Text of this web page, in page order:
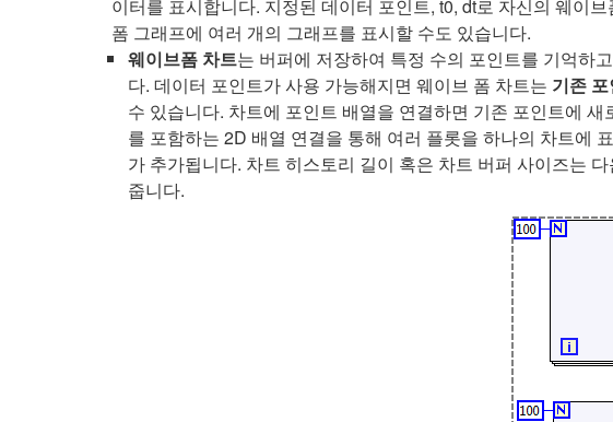
이터를 표시합니다. 지정된 데이터 포인트, t0, dt로 자신의 웨이
폼 그래프에 여러 개의 그래프를 표시할 수도 있습니다.
웨이브폼 차트는 버퍼에 저장하여 특정 수의 포인트를 기억하
다. 데이터 포인트가 사용 가능해지면 웨이브 폼 차트는 기존
수 있습니다. 차트에 포인트 배열을 연결하면 기존 포인트에
를 포함하는 2D 배열 연결을 통해 여러 플롯을 하나의 차트에
가 추가됩니다. 차트 히스토리 길이 혹은 차트 버퍼 사이즈는
줍니다.